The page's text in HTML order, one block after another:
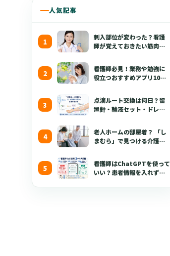
人気記事
刺入部位が変わった？看護
師が覚えておきたい筋肉注
看護師必見！業務や勉強に
役立つおすすめアプリ10選
点滴ルート交換は何日？留
置針・輸液セット・ドレッ
【2026年版】
老人ホームの部屋着？ 「し
まむら」で見つける介護職
看護師はChatGPTを使って
いい？患者情報を入れずに